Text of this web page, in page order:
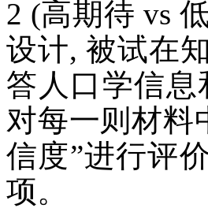
2 (高期待 vs
设计, 被试在
答人口学信
对每一则材料
信度”进行评
项。